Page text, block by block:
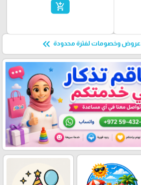
add_shopping_cart
عروض وخصومات لفترة محدودة keyboard_double_arrow_left